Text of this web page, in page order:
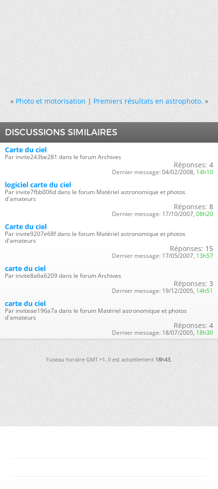
« Photo et motorisation|Premiers résultats en astrophoto. »
DISCUSSIONS SIMILAIRES
Carte du ciel
Par invite243be281 dans le forum Archives
Réponses: 4
Dernier message: 04/02/2008, 14h10
logiciel carte du ciel
Par invite7fbb006d dans le forum Matériel astronomique et photos
d'amateurs
Réponses: 8
Dernier message: 17/10/2007, 08h20
Carte du ciel
Par invite9207e68f dans le forum Matériel astronomique et photos
d'amateurs
Réponses: 15
Dernier message: 17/05/2007, 13h57
carte du ciel
Par invite8a6a6209 dans le forum Archives
Réponses: 3
Dernier message: 19/12/2005, 14h51
carte du ciel
Par inviteae196a7a dans le forum Matériel astronomique et photos
d'amateurs
Réponses: 4
Dernier message: 18/07/2005, 18h30
Fuseau horaire GMT +1. Il est actuellement18h43.